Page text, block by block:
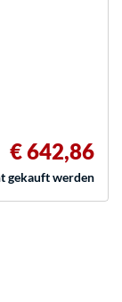
€ 642,86
gekauft werden